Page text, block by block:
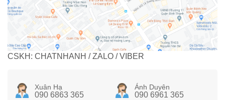
CSKH: CHATNHANH / ZALO / VIBER
Xuân Hạ
090 6863 365
Ánh Duyên
090 6961 365